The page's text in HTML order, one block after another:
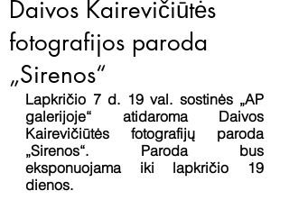
Daivos Kairevičiūtės
fotografijos paroda
„Sirenos“
Lapkričio 7 d. 19 val. sostinės „AP
galerijoje“ atidaroma Daivos
Kairevičiūtės fotografijų paroda
„Sirenos“. Paroda bus
eksponuojama iki lapkričio 19
dienos.